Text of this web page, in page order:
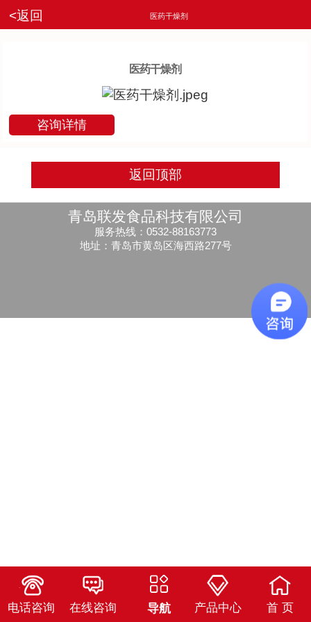
<返回 医药干燥剂
医药干燥剂
咨询详情
返回顶部
青岛联发食品科技有限公司
服务热线：0532-88163773
地址：青岛市黄岛区海西路277号
电话咨询 在线咨询 导航 产品中心 首 页